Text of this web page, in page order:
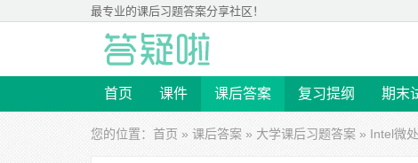
最专业的课后习题答案分享社区！
首页 课件 课后答案 复习提纲 期末
您的位置： 首页 » 课后答案 » 大学课后习题答案 » Intel微